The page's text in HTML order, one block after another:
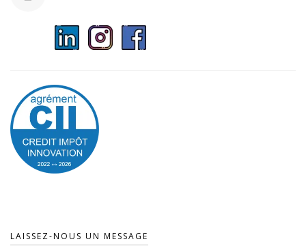
LAISSEZ-NOUS UN MESSAGE